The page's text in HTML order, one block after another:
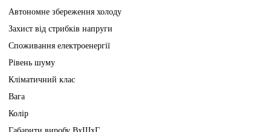
Автономне збереження холоду
Захист від стрибків напруги
Споживання електроенергії
Рівень шуму
Кліматичний клас
Вага
Колір